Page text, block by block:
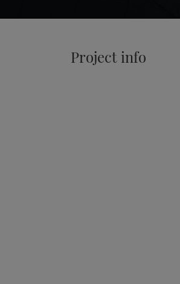
Project info